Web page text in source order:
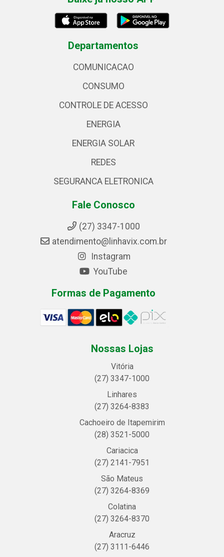
Departamentos
COMUNICACAO
CONSUMO
CONTROLE DE ACESSO
ENERGIA
ENERGIA SOLAR
REDES
SEGURANCA ELETRONICA
Fale Conosco
(27) 3347-1000
atendimento@linhavix.com.br
Instagram
YouTube
Formas de Pagamento
Nossas Lojas
Vitória
(27) 3347-1000
Linhares
(27) 3264-8383
Cachoeiro de Itapemirim
(28) 3521-5000
Cariacica
(27) 2141-7951
São Mateus
(27) 3264-8369
Colatina
(27) 3264-8370
Aracruz
(27) 3111-6446